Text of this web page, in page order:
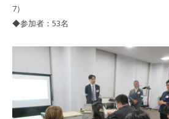
7）
◆参加者：53名